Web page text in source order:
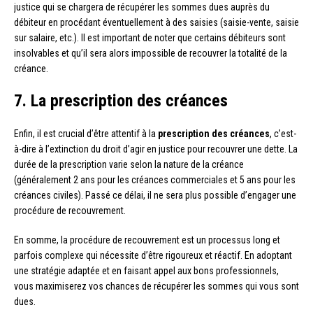
justice qui se chargera de récupérer les sommes dues auprès du
débiteur en procédant éventuellement à des saisies (saisie-vente, saisie
sur salaire, etc.). Il est important de noter que certains débiteurs sont
insolvables et qu’il sera alors impossible de recouvrer la totalité de la
créance.
7. La prescription des créances
Enfin, il est crucial d’être attentif à la prescription des créances, c’est-
à-dire à l’extinction du droit d’agir en justice pour recouvrer une dette. La
durée de la prescription varie selon la nature de la créance
(généralement 2 ans pour les créances commerciales et 5 ans pour les
créances civiles). Passé ce délai, il ne sera plus possible d’engager une
procédure de recouvrement.
En somme, la procédure de recouvrement est un processus long et
parfois complexe qui nécessite d’être rigoureux et réactif. En adoptant
une stratégie adaptée et en faisant appel aux bons professionnels,
vous maximiserez vos chances de récupérer les sommes qui vous sont
dues.